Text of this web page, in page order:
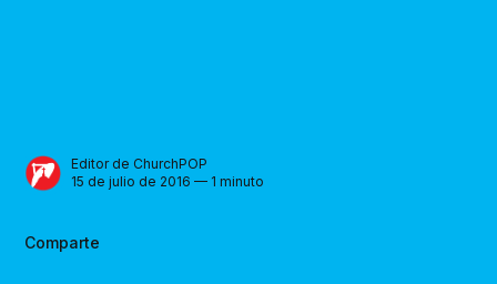
Editor de ChurchPOP
15 de julio de 2016 — 1 minuto
Comparte